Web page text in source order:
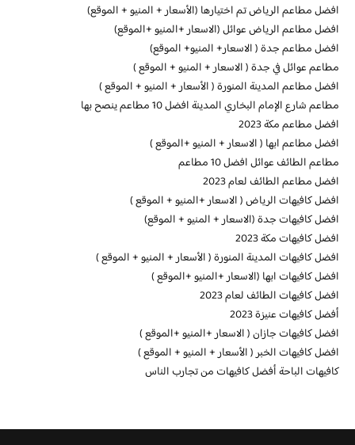
افضل مطاعم الرياض تم اختيارها (الأسعار + المنيو + الموقع)
افضل مطاعم الرياض عوائل (الاسعار +المنيو +الموقع)
افضل مطاعم جدة ( الاسعار+ المنيو+ الموقع)
مطاعم عوائل في جدة ( الاسعار + المنيو + الموقع )
افضل مطاعم المدينة المنورة ( الأسعار + المنيو + الموقع )
مطاعم شارع الإمام البخاري المدينة افضل 10 مطاعم ينصح بها
افضل مطاعم مكة 2023
افضل مطاعم ابها ( الاسعار + المنيو +الموقع )
مطاعم الطائف عوائل افضل 10 مطاعم
افضل مطاعم الطائف لعام 2023
افضل كافيهات الرياض ( الاسعار +المنيو + الموقع )
افضل كافيهات جدة (الاسعار + المنيو + الموقع)
افضل كافيهات مكة 2023
افضل كافيهات المدينة المنورة ( الأسعار + المنيو + الموقع )
افضل كافيهات ابها (الاسعار +المنيو +الموقع )
افضل كافيهات الطائف لعام 2023
أفضل كافيهات عنيزة 2023
افضل كافيهات جازان ( الاسعار +المنيو +الموقع )
افضل كافيهات الخبر ( الأسعار + المنيو + الموقع )
كافيهات الباحة أفضل كافيهات من تجارب الناس